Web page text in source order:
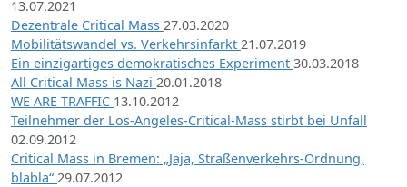
13.07.2021
Dezentrale Critical Mass 27.03.2020
Mobilitätswandel vs. Verkehrsinfarkt 21.07.2019
Ein einzigartiges demokratisches Experiment 30.03.2018
All Critical Mass is Nazi 20.01.2018
WE ARE TRAFFIC 13.10.2012
Teilnehmer der Los-Angeles-Critical-Mass stirbt bei Unfall
02.09.2012
Critical Mass in Bremen: „Jaja, Straßenverkehrs-Ordnung,
blabla“ 29.07.2012